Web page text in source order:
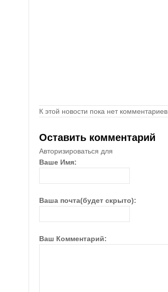
К этой новости пока нет комментариев.
Оставить комментарий
Авторизироваться для
Ваше Имя:
Ваша почта(будет скрыто):
Ваш Комментарий: